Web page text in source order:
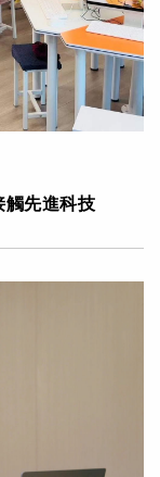
觸先進科技